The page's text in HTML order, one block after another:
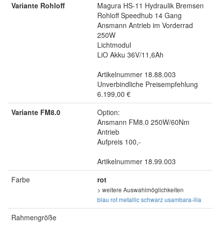
Variante Rohloff
Magura HS-11 Hydraulik Bremsen
Rohloff Speedhub 14 Gang
Ansmann Antrieb im Vorderrad
250W
Lichtmodul
LiO Akku 36V/11,6Ah
Artikelnummer 18.88.003
Unverbindliche Preisempfehlung
6.199,00 €
Variante FM8.0
Option:
Ansmann FM8.0 250W/60Nm
Antrieb
Aufpreis 100,-
Artikelnummer 18.99.003
Farbe
rot
> weitere Auswahlmöglichkeiten
blau rot metallicschwarzusambara-lila
Rahmengröße